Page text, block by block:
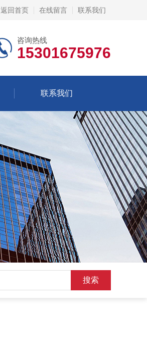
返回首页 在线留言 联系我们
咨询热线
15301675976
联系我们